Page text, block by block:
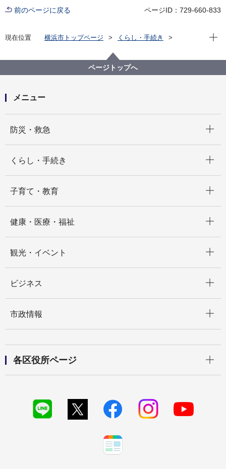
前のページに戻る ページID：729-660-833
現在位置 横浜市トップページ
くらし・手続き
現在
ページトップへ
メニュー
防災・救急
くらし・手続き
子育て・教育
健康・医療・福祉
観光・イベント
ビジネス
市政情報
各区役所ページ